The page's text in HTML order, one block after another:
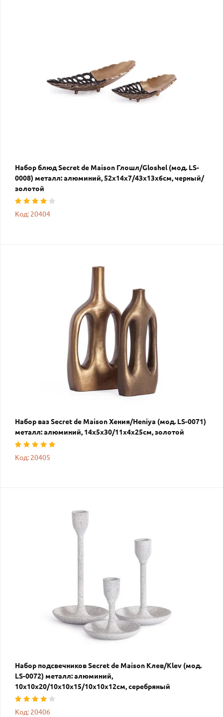
Набор блюд Secret de Maison Глошл/Gloshel (мод. LS-
0008) металл: алюминий, 52х14х7/43х13х6см, черный/
золотой
Код: 20404
Набор ваз Secret de Maison Хения/Heniya (мод. LS-0071)
металл: алюминий, 14х5х30/11х4х25см, золотой
Код: 20405
Набор подсвечников Secret de Maison Клев/Klev (мод.
LS-0072) металл: алюминий,
10х10х20/10х10х15/10х10х12см, серебряный
Код: 20406